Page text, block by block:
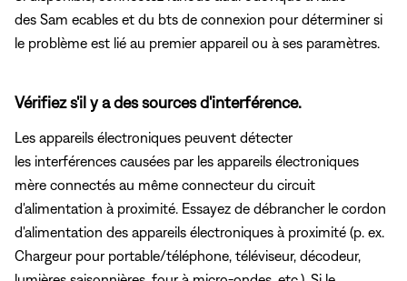
des Sam ecables et du bts de connexion pour déterminer si
le problème est lié au premier appareil ou à ses paramètres.
Vérifiez s'il y a des sources d'interférence.
Les appareils électroniques peuvent détecter
les interférences causées par les appareils électroniques
mère connectés au même connecteur du circuit
d'alimentation à proximité. Essayez de débrancher le cordon
d'alimentation des appareils électroniques à proximité (p. ex.
Chargeur pour portable/téléphone, téléviseur, décodeur,